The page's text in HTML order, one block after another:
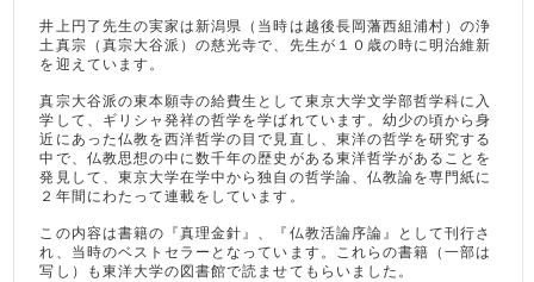
井上円了先生の実家は新潟県（当時は越後長岡藩西組浦村）の浄
土真宗（真宗大谷派）の慈光寺で、先生が１０歳の時に明治維新
を迎えています。
真宗大谷派の東本願寺の給費生として東京大学文学部哲学科に入
学して、ギリシャ発祥の哲学を学ばれています。幼少の頃から身
近にあった仏教を西洋哲学の目で見直し、東洋の哲学を研究する
中で、仏教思想の中に数千年の歴史がある東洋哲学があることを
発見して、東京大学在学中から独自の哲学論、仏教論を専門紙に
２年間にわたって連載をしています。
この内容は書籍の『真理金針』、『仏教活論序論』として刊行さ
れ、当時のベストセラーとなっています。これらの書籍（一部は
写し）も東洋大学の図書館で読ませてもらいました。